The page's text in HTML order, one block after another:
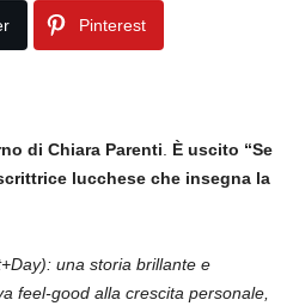
Pinterest
di Chiara Parenti
È uscito “Se
lucchese che insegna la
una storia brillante e
feel-good alla crescita personale,